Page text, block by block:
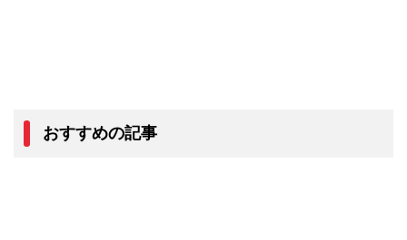
おすすめの記事